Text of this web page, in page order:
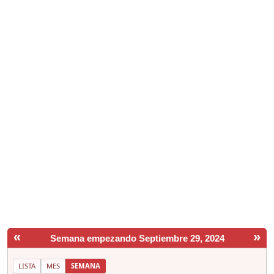
« »
Semana empezando Septiembre 29, 2024
LISTA MES SEMANA